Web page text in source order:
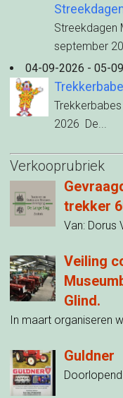
Streekdagen
september
04-09-2026 - 05-
2026 De...
Verkooprubriek
trekker
Van: Dorus
Veiling
Glind.
In maart organiseren
Guldner